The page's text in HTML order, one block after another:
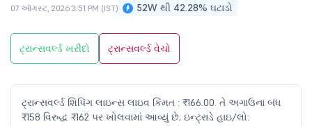
52W થી 42.28% ઘટાડો
07 ઑગસ્ટ, 2026 3:51 PM (IST)
ટ્રાન્સવર્લ્ડ ખરીદો ટ્રાન્સવર્લ્ડ વેચો
ટ્રાન્સવર્લ્ડ શિપિંગ લાઇન્સ લાઇવ કિંમત : ₹166.00. તે અગાઉના બંધ
₹158 વિરુદ્ધ ₹162 પર ખોલવામાં આવ્યું છે; ઇન્ટ્રાડે હાઇ/લો: